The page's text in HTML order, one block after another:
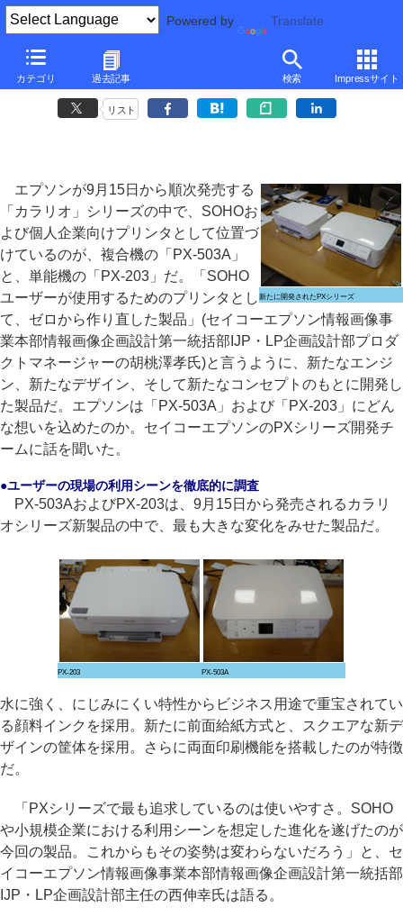
Powered by Translate
カテゴリ 過去記事 検索 Impressサイト
大河原克行の「パソコン業界、東奔西走」
エプソンが、SOHO向けプリンタ「PXシリーズ」に込めた熱い想い
リスト
新たに開発されたPXシリーズ
エプソンが9月15日から順次発売する
「カラリオ」シリーズの中で、SOHOお
よび個人企業向けプリンタとして位置づ
けているのが、複合機の「PX-503A」
と、単能機の「PX-203」だ。「SOHO
ユーザーが使用するためのプリンタとし
て、ゼロから作り直した製品」(セイコーエプソン情報画像事
業本部情報画像企画設計第一統括部IJP・LP企画設計部プロダ
クトマネージャーの胡桃澤孝氏)と言うように、新たなエンジ
ン、新たなデザイン、そして新たなコンセプトのもとに開発し
た製品だ。エプソンは「PX-503A」および「PX-203」にどん
な想いを込めたのか。セイコーエプソンのPXシリーズ開発チ
ームに話を聞いた。
●ユーザーの現場の利用シーンを徹底的に調査
PX-503AおよびPX-203は、9月15日から発売されるカラリ
オシリーズ新製品の中で、最も大きな変化をみせた製品だ。
PX-203 PX-503A
水に強く、にじみにくい特性からビジネス用途で重宝されてい
る顔料インクを採用。新たに前面給紙方式と、スクエアな新デ
ザインの筐体を採用。さらに両面印刷機能を搭載したのが特徴
だ。
「PXシリーズで最も追求しているのは使いやすさ。SOHO
や小規模企業における利用シーンを想定した進化を遂げたのが
今回の製品。これからもその姿勢は変わらないだろう」と、セ
イコーエプソン情報画像事業本部情報画像企画設計第一統括部
IJP・LP企画設計部主任の西伸幸氏は語る。